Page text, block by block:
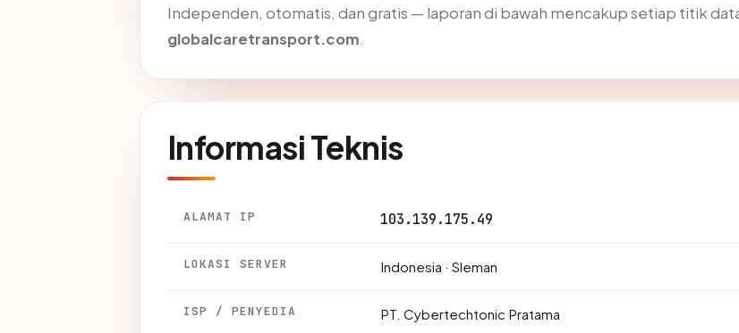
Independen, otomatis, dan gratis — laporan di bawah mencakup setiap titik
globalcaretransport.com.
Informasi Teknis
ALAMAT IP 103.139.175.49
LOKASI SERVER Indonesia · Sleman
ISP / PENYEDIA PT. Cybertechtonic Pratama